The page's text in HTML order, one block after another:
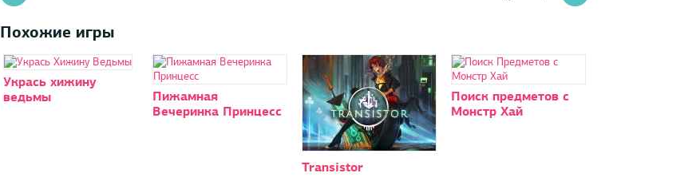
Похожие игры
Укрась хижину
ведьмы
Пижамная
Вечеринка Принцесс
Transistor
Поиск предметов с
Монстр Хай